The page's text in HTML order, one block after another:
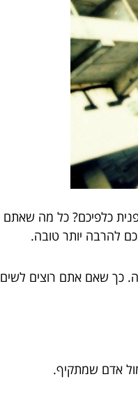
כלפיכם? כל מה שאתם
להרבה יותר טובה.
ביעילות רבה. כך שאם אתם
אדם שמתקיף.